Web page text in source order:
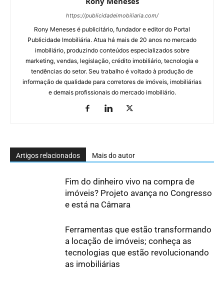
https://publicidadeimobiliaria.com/
Rony Meneses é publicitário, fundador e editor do Portal
Publicidade Imobiliária. Atua há mais de 20 anos no mercado
imobiliário, produzindo conteúdos especializados sobre
marketing, vendas, legislação, crédito imobiliário, tecnologia e
tendências do setor. Seu trabalho é voltado à produção de
informação de qualidade para corretores de imóveis, imobiliárias
e demais profissionais do mercado imobiliário.
Artigos relacionados Mais do autor
Fim do dinheiro vivo na compra de
imóveis? Projeto avança no Congresso
e está na Câmara
Ferramentas que estão transformando
a locação de imóveis; conheça as
tecnologias que estão revolucionando
as imobiliárias